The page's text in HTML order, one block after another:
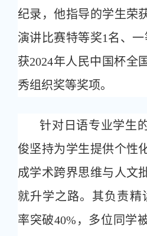
纪录，他指导的学生荣
演讲比赛特等奖1名、
获2024年人民中国杯全
秀组织奖等奖项。
针对日语专业学生
俊坚持为学生提供个性
成学术跨界思维与人文
就升学之路。其负责精
率突破40%，多位同学